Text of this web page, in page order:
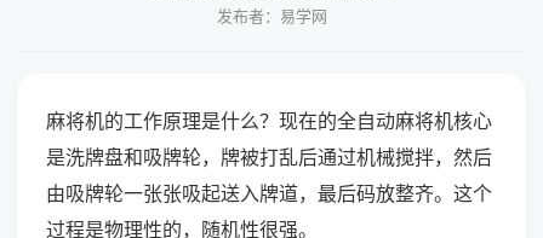
发布者：易学网
麻将机的工作原理是什么？现在的全自动麻将机核心
是洗牌盘和吸牌轮，牌被打乱后通过机械搅拌，然后
由吸牌轮一张张吸起送入牌道，最后码放整齐。这个
过程是物理性的，随机性很强。